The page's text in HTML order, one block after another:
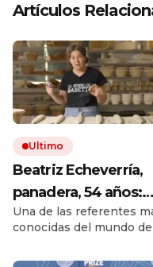
Artículos
Ultimo
Beatriz Echeverría,
panadera, 54 años:
«Para conservar el
fresco hasta cinco
en verano no uses
Una de las referentes
conocidas del mundo de
cuidar las hogazas de